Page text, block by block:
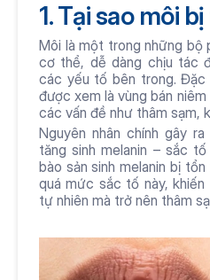
1. Tại sao môi
Môi là một trong những bộ
cơ thể, dễ dàng chịu tác
các yếu tố bên trong. Đặc
được xem là vùng bán
các vấn đề như thâm sạm,
Nguyên nhân chính gây
tăng sinh melanin – sắc
bào sản sinh melanin bị
quá mức sắc tố này,
tự nhiên mà trở nên thâm